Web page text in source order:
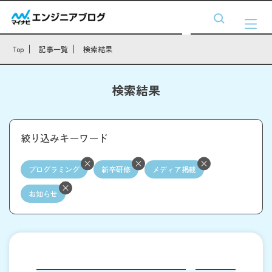
Top 記事一覧 検索結果
検索結果
絞り込みキーワード
プログラミング 新卒研修 メディア掲載
お知らせ